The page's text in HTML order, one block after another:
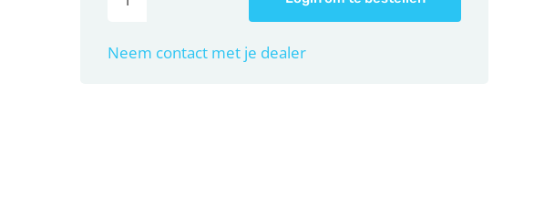
Neem contact met je dealer